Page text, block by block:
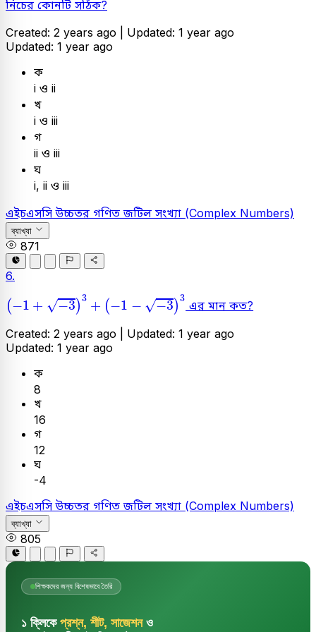
নিচের কোনটি সঠিক?
Created: 2 years ago | Updated: 1 year ago
Updated: 1 year ago
ক
i ও ii
খ
i ও iii
গ
ii ও iii
ঘ
i, ii ও iii
এইচএসসিউচ্চতর গণিতজটিল সংখ্যা (Complex Numbers)
ব্যাখ্যা
871
6.
(−1 + √−3)3 + (−1 − √−3)3
-1 +-1-- 3
এর মান কত?
Created: 2 years ago | Updated: 1 year ago
Updated: 1 year ago
ক
8
খ
16
গ
12
ঘ
-4
এইচএসসিউচ্চতর গণিতজটিল সংখ্যা (Complex Numbers)
ব্যাখ্যা
805
শিক্ষকদের জন্য বিশেষভাবে তৈরি
১ ক্লিকে প্রশ্ন, শীট, সাজেশনও